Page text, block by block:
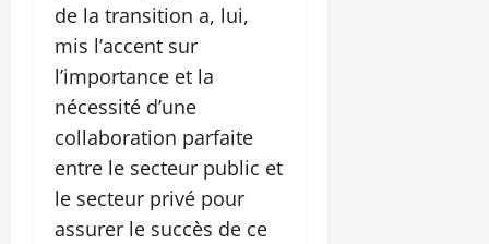
de la transition a, lui,
mis l’accent sur
l’importance et la
nécessité d’une
collaboration parfaite
entre le secteur public et
le secteur privé pour
assurer le succès de ce